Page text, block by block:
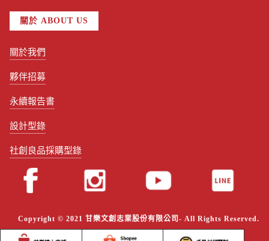
關於 ABOUT US
關於我們
夥伴招募
永續報告書
設計型錄
社創良品採購型錄
Copyright © 2021 甘樂文創志業股份有限公司- All Rights Reserved.